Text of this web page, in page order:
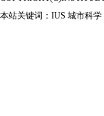
本站关键词：IUS 城